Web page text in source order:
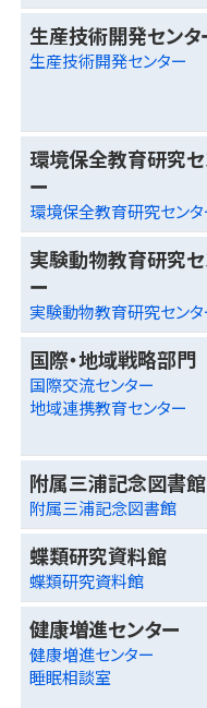
生産技術開発センタ
生産技術開発センター
環境保全教育研究セ
ー
環境保全教育研究センタ
実験動物教育研究
ー
実験動物教育研究センタ
国際・地域戦略部門
国際交流センター
地域連携教育センター
附属三浦記念図書館
附属三浦記念図書館
蝶類研究資料館
蝶類研究資料館
健康増進センター
健康増進センター
睡眠相談室